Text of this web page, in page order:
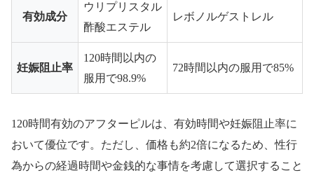
有効成分
ウリプリスタル
酢酸エステル
レボノルゲストレル
妊娠阻止率
120時間以内の
服用で98.9%
72時間以内の服用で85%
120時間有効のアフターピルは、有効時間や妊娠阻止率に
おいて優位です。ただし、価格も約2倍になるため、性行
為からの経過時間や金銭的な事情を考慮して選択すること